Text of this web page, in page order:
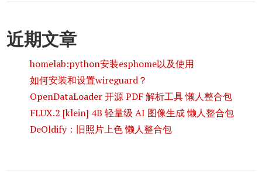
近期文章
homelab:python安装esphome以及使用
如何安装和设置wireguard？
OpenDataLoader 开源 PDF 解析工具 懒人整合包
FLUX.2 [klein] 4B 轻量级 AI 图像生成 懒人整合包
DeOldify：旧照片上色 懒人整合包